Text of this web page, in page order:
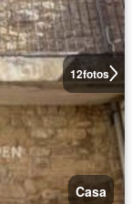
12fotos
Casa